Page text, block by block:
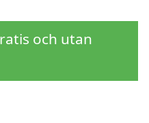
och utan